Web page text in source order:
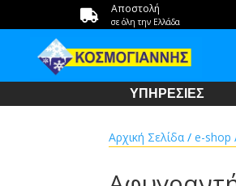
 Αποστολή
σε όλη την Ελλάδα
ΥΠΗΡΕΣΙΕΣ
Αρχική Σελίδα /e-shop